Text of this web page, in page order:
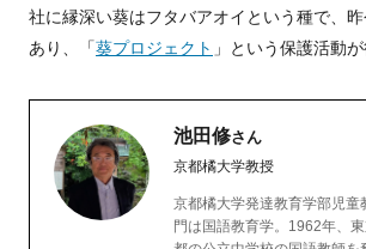
社に縁深い葵はフタバアオイという種で、
あり、「葵プロジェクト 」という保護活動
池田修さん
京都橘大学教授
京都橘大学発達教育学部児童
門は国語教育学。1962年、